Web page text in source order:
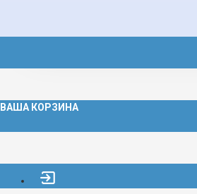
ВАША КОРЗИНА